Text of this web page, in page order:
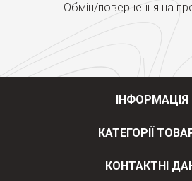
Обмін/повернення на
ІНФОРМАЦІЯ
КАТЕГОРІЇ
КОНТАКТНІ